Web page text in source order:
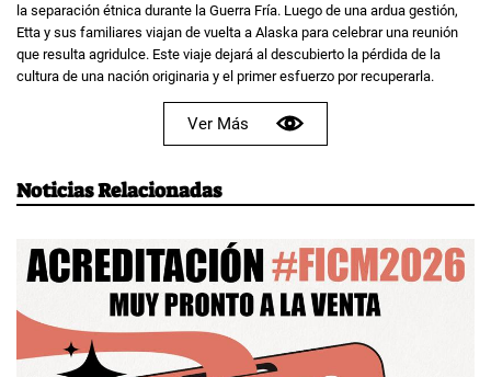
la separación étnica durante la Guerra Fría. Luego de una ardua gestión,
Etta y sus familiares viajan de vuelta a Alaska para celebrar una reunión
que resulta agridulce. Este viaje dejará al descubierto la pérdida de la
cultura de una nación originaria y el primer esfuerzo por recuperarla.
Ver Más
Noticias Relacionadas